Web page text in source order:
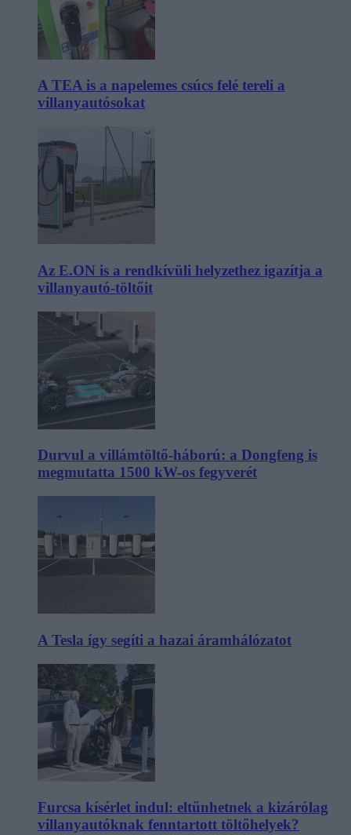
A TEA is a napelemes csúcs felé tereli a
villanyautósokat
Az E.ON is a rendkívüli helyzethez igazítja a
villanyautó-töltőit
Durvul a villámtöltő-háború: a Dongfeng is
megmutatta 1500 kW-os fegyverét
A Tesla így segíti a hazai áramhálózatot
Furcsa kísérlet indul: eltűnhetnek a kizárólag
villanyautóknak fenntartott töltőhelyek?